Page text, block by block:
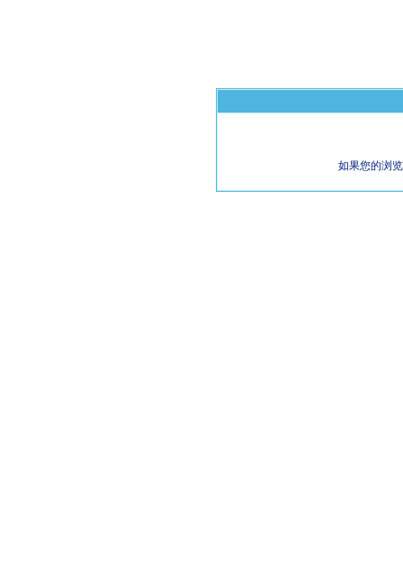
如果您的浏